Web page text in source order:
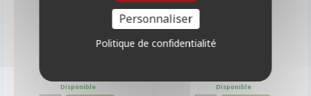
Disponible Disponible
Personnaliser
Politique de confidentialité